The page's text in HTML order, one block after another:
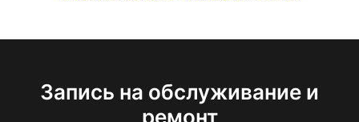
Запись на обслуживание и
ремонт